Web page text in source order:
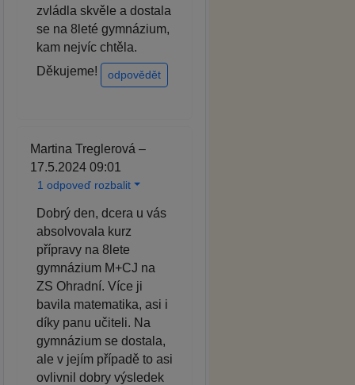
zvládla skvěle a dostala
se na 8leté gymnázium,
kam nejvíc chtěla.
Děkujeme!
odpovědět
Martina Treglerová –
17.5.2024 09:01
1 odpoveď rozbalit
Dobrý den, dcera u vás
absolvovala kurz
přípravy na 8lete
gymnázium M+CJ na
ZS Ohradní. Více ji
bavila matematika, asi i
díky panu učiteli. Na
gymnázium se dostala,
ale v jejím případě to asi
ovlivnil dobry výsledek